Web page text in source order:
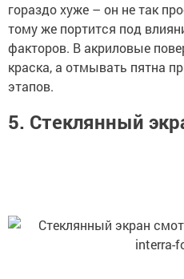
гораздо хуже – он не так
тому же портится под
факторов. В акриловые
краска, а отмывать пятна
этапов.
5. Стеклянный